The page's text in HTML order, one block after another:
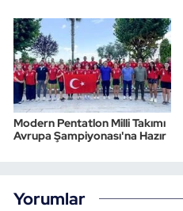
Modern Pentatlon Milli Takımı
Avrupa Şampiyonası'na Hazır
Yorumlar